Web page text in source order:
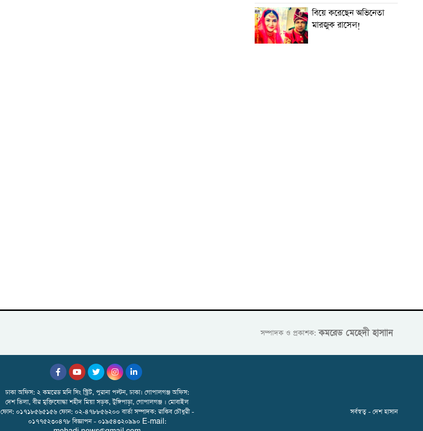
বিয়ে করেছেন অভিনেতা
মারজুক রাসেল!
সম্পাদক ও প্রকাশক:কমরেড মেহেদী হাসাান
ঢাকা অফিস: ২ কমরেড মনি সিং স্ট্রিট, পুরানা পল্টন, ঢাকা। গোপালগঞ্জ অফিস:
দেশ ভিলা, বীর মুক্তিযোদ্ধা শহীদ মিয়া সড়ক, টুঙ্গিপাড়া, গোপালগঞ্জ । মোবাইল
ফোন: ০১৭১৮৫৬৫১৫৬ ফোন: ০২-৪৭৮৮৫৬২০০ বার্তা সম্পাদক: রাকিব চৌধুরী -
০১৭৭৫২৩০৪৭৮ বিজ্ঞাপন - ০১৯৫৪৩২০৯৯০ E-mail:
সর্বস্বত্ব - দেশ হাসান